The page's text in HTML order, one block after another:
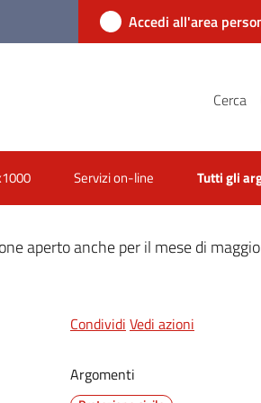
Accedi all'area
Cerca
Servizi on-line Tutti gli
aperto anche per il mese di maggio
Condividi Vedi azioni
Argomenti